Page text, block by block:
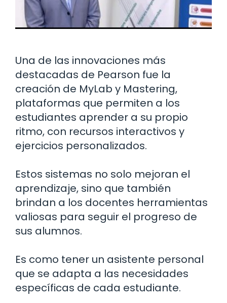
Una de las innovaciones más
destacadas de Pearson fue la
creación de MyLab y Mastering,
plataformas que permiten a los
estudiantes aprender a su propio
ritmo, con recursos interactivos y
ejercicios personalizados.
Estos sistemas no solo mejoran el
aprendizaje, sino que también
brindan a los docentes herramientas
valiosas para seguir el progreso de
sus alumnos.
Es como tener un asistente personal
que se adapta a las necesidades
específicas de cada estudiante.